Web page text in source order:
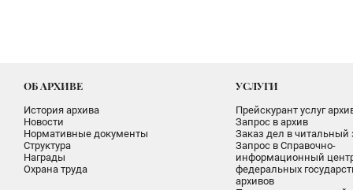
ОБ АРХИВЕ
История архива
Новости
Нормативные документы
Структура
Награды
Охрана труда
УСЛУГИ
Прейскурант услуг
Запрос в архив
Заказ дел в читальный
Запрос в Справочно-
информационный
федеральных
архивов